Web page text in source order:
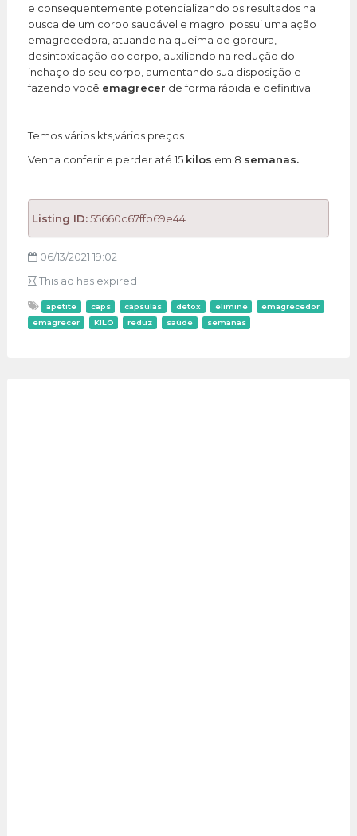
e consequentemente potencializando os resultados na
busca de um corpo saudável e magro. possui uma ação
emagrecedora, atuando na queima de gordura,
desintoxicação do corpo, auxiliando na redução do
inchaço do seu corpo, aumentando sua disposição e
fazendo você emagrecer de forma rápida e definitiva.
Temos vários kts,vários preços
Venha conferir e perder até 15 kilos em 8 semanas.
Listing ID:55660c67ffb69e44
06/13/2021 19:02
This ad has expired
apetite caps cápsulas detox elimine
emagrecedor
emagrecer
KILO reduz saúde semanas